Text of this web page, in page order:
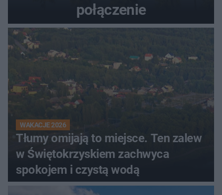
połączenie
WAKACJE 2026
Tłumy omijają to miejsce. Ten zalew
w Świętokrzyskiem zachwyca
spokojem i czystą wodą